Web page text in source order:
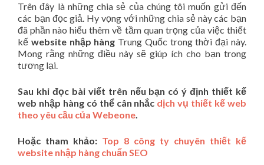
Trên đây là những chia sẻ của chúng tôi muốn gửi đến
các bạn đọc giả. Hy vọng với những chia sẻ này các bạn
đã phần nào hiểu thêm về tầm quan trọng của việc thiết
kế website nhập hàng Trung Quốc trong thời đại này.
Mong rằng những điều này sẽ giúp ích cho bạn trong
tương lại.
Sau khi đọc bài viết trên nếu bạn có ý định thiết kế
web nhập hàng có thể cân nhắc dịch vụ thiết kế web
theo yêu cầu của Webeone.
Hoặc tham khảo: Top 8 công ty chuyên thiết kế
website nhập hàng chuẩn SEO